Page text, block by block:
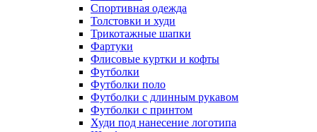
Спортивная одежда
Толстовки и худи
Трикотажные шапки
Фартуки
Флисовые куртки и кофты
Футболки
Футболки поло
Футболки с длинным рукавом
Футболки с принтом
Худи под нанесение логотипа